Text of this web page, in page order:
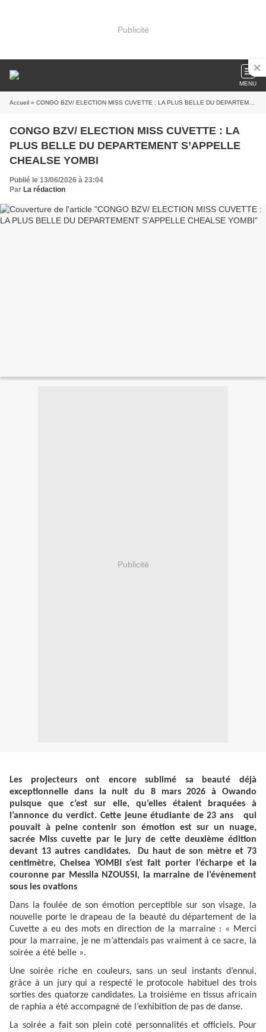
Publicité
MENU
Accueil » CONGO BZV/ ELECTION MISS CUVETTE : LA PLUS BELLE DU DEPARTEMENT S’APPELLE CHEALSE YOMBI
CONGO BZV/ ELECTION MISS CUVETTE : LA
PLUS BELLE DU DEPARTEMENT S’APPELLE
CHEALSE YOMBI
Publié le 13/06/2026 à 23:04
Par La rédaction
Publicité
Les projecteurs ont encore sublimé sa beauté déjà
exceptionnelle dans la nuit du 8 mars 2026 à Owando
puisque que c’est sur elle, qu’elles étaient braquées à
l’annonce du verdict. Cette jeune étudiante de 23 ans qui
pouvait à peine contenir son émotion est sur un nuage,
sacrée Miss cuvette par le jury de cette deuxième édition
devant 13 autres candidates. Du haut de son mètre et 73
centimètre, Chelsea YOMBI s’est fait porter l’écharpe et la
couronne par Messila NZOUSSI, la marraine de l’évènement
sous les ovations
Dans la foulée de son émotion perceptible sur son visage, la
nouvelle porte le drapeau de la beauté du département de la
Cuvette a eu des mots en direction de la marraine : « Merci
pour la marraine, je ne m’attendais pas vraiment à ce sacre, la
soirée a été belle ».
Une soirée riche en couleurs, sans un seul instants d’ennui,
grâce à un jury qui a respecté le protocole habituel des trois
sorties des quatorze candidates. La troisième en tissus africain
de raphia a été accompagné de l’exhibition de pas de danse.
La soirée a fait son plein coté personnalités et officiels. Pour